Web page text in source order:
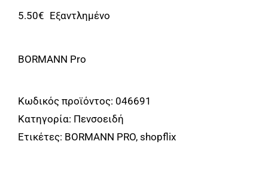
Αναλώσιμα
Περισσότερα
5.50€ Εξαντλημένο
BORMANN Pro
Κωδικός προϊόντος: 046691
Κατηγορία: Πενσοειδή
Ετικέτες: BORMANN PRO, shopflix